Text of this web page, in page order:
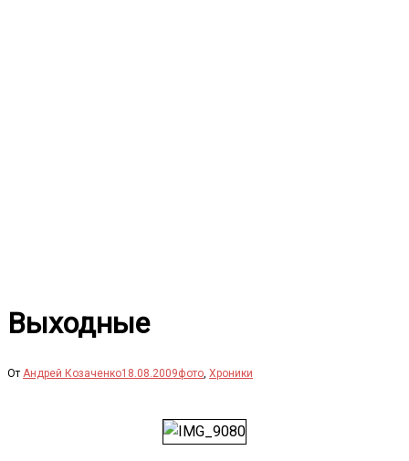
Выходные
От Андрей Козаченко18.08.2009фото, Хроники